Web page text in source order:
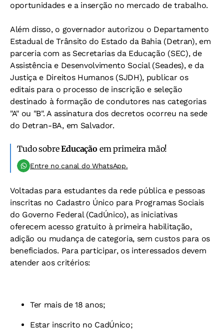
oportunidades e a inserção no mercado de trabalho.
Além disso, o governador autorizou o Departamento
Estadual de Trânsito do Estado da Bahia (Detran), em
parceria com as Secretarias da Educação (SEC), de
Assistência e Desenvolvimento Social (Seades), e da
Justiça e Direitos Humanos (SJDH), publicar os
editais para o processo de inscrição e seleção
destinado à formação de condutores nas categorias
"A" ou "B". A assinatura dos decretos ocorreu na sede
do Detran-BA, em Salvador.
Tudo sobreEducação em primeira mão!
Entre no canal do WhatsApp.
Voltadas para estudantes da rede pública e pessoas
inscritas no Cadastro Único para Programas Sociais
do Governo Federal (CadÚnico), as iniciativas
oferecem acesso gratuito à primeira habilitação,
adição ou mudança de categoria, sem custos para os
beneficiados. Para participar, os interessados devem
atender aos critérios:
Ter mais de 18 anos;
Estar inscrito no CadÚnico;